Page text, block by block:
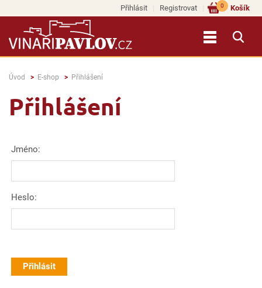
Přihlásit Registrovat Košík
0
Úvod E-shop Přihlášení
Přihlášení
Jméno:
Heslo: